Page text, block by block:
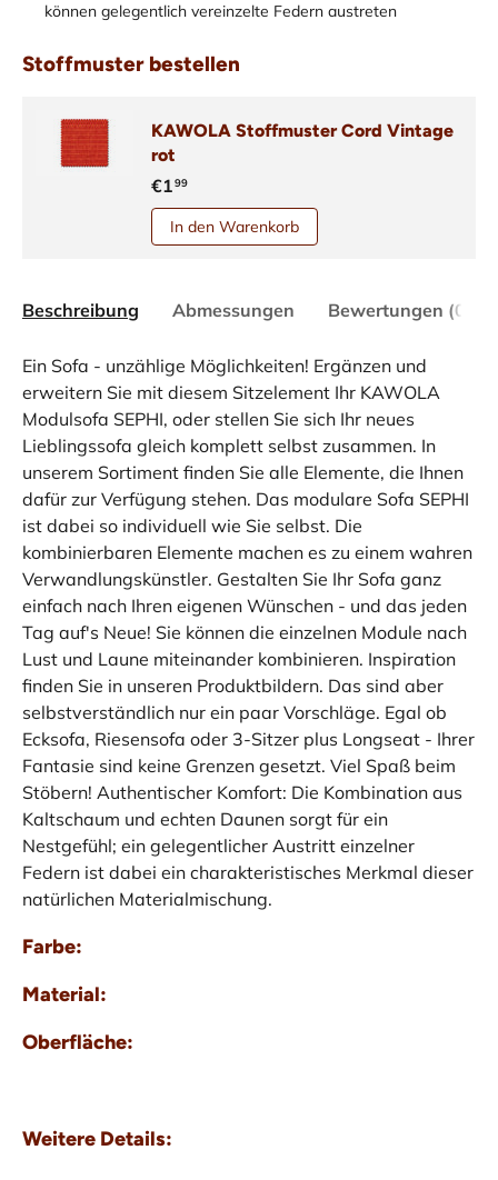
können gelegentlich vereinzelte Federn austreten
Stoffmuster bestellen
KAWOLA Stoffmuster Cord Vintage
rot
€199
In den Warenkorb
Beschreibung Abmessungen Bewertungen (0)
Ein Sofa - unzählige Möglichkeiten! Ergänzen und
erweitern Sie mit diesem Sitzelement Ihr KAWOLA
Modulsofa SEPHI, oder stellen Sie sich Ihr neues
Lieblingssofa gleich komplett selbst zusammen. In
unserem Sortiment finden Sie alle Elemente, die Ihnen
dafür zur Verfügung stehen. Das modulare Sofa SEPHI
ist dabei so individuell wie Sie selbst. Die
kombinierbaren Elemente machen es zu einem wahren
Verwandlungskünstler. Gestalten Sie Ihr Sofa ganz
einfach nach Ihren eigenen Wünschen - und das jeden
Tag auf's Neue! Sie können die einzelnen Module nach
Lust und Laune miteinander kombinieren. Inspiration
finden Sie in unseren Produktbildern. Das sind aber
selbstverständlich nur ein paar Vorschläge. Egal ob
Ecksofa, Riesensofa oder 3-Sitzer plus Longseat - Ihrer
Fantasie sind keine Grenzen gesetzt. Viel Spaß beim
Stöbern! Authentischer Komfort: Die Kombination aus
Kaltschaum und echten Daunen sorgt für ein
Nestgefühl; ein gelegentlicher Austritt einzelner
Federn ist dabei ein charakteristisches Merkmal dieser
natürlichen Materialmischung.
Farbe:
Material:
Oberfläche:
Weitere Details: